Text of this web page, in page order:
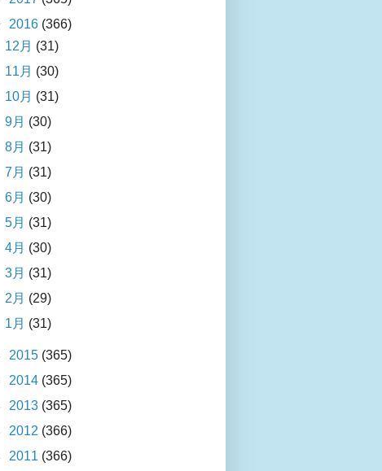
2016 (366)
12月 (31)
11月 (30)
10月 (31)
9月 (30)
8月 (31)
7月 (31)
6月 (30)
5月 (31)
4月 (30)
3月 (31)
2月 (29)
1月 (31)
2015 (365)
2014 (365)
2013 (365)
2012 (366)
2011 (366)